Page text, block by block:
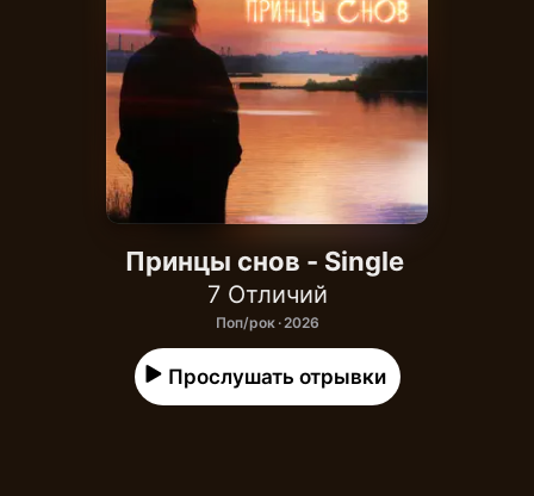
Установить Apple Music
Принцы снов - Single
7 Отличий
Поп/рок · 2026
Прослушать отрывки